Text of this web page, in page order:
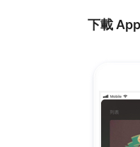
下載